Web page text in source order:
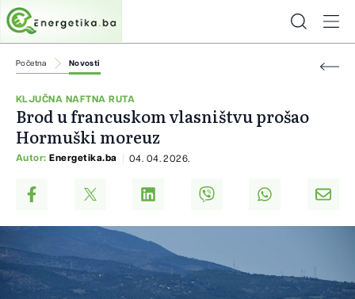
Početna Novosti
KLJUČNA NAFTNA RUTA
Brod u francuskom vlasništvu prošao
Hormuški moreuz
Autor: Energetika.ba 04. 04. 2026.